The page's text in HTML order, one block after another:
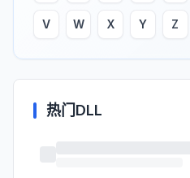
V W X Y Z
热门DLL